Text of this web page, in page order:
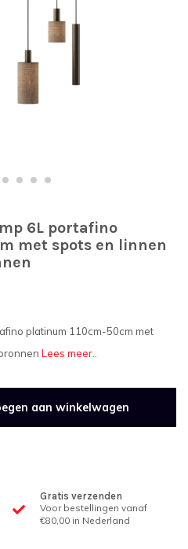
6L portafino
met spots en linnen
platinum 110cm-50cm met
Lees meer..
aan winkelwagen
Gratis verzenden
Voor bestellingen vanaf
€80,00 in Nederland